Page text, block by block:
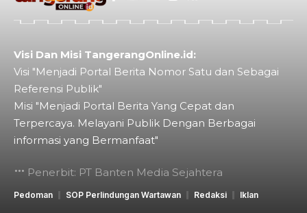
Visi Dan Misi TangerangOnline.id:
Visi "Menjadi Portal Berita Nomor Satu dan Sebagai
Referensi Publik"
Misi "Menjadi Portal Berita Yang Cepat dan
Terpercaya. Melayani Publik Dengan Berbagai
informasi yang Bermanfaat"
Penerbit: PT Banten Media Sejahtera
Pedoman SOP Perlindungan Wartawan Redaksi Iklan